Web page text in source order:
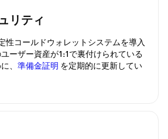
リティ
性コールドウォレットシステムを導入
ーザー資産が1:1で裏付けられている
、 準備金証明 を定期的に更新してい